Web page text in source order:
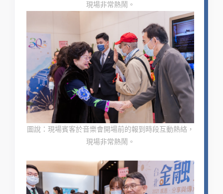
現場非常熱鬧。
圖說：現場賓客於音樂會開場前的報到時段互動熱絡，
現場非常熱鬧。